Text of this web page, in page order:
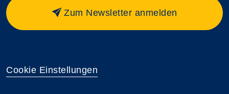
Zum Newsletter anmelden
Cookie Einstellungen